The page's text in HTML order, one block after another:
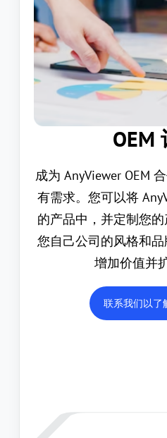
OEM
成为 AnyViewer OEM
有需求。您可以将
的产品中，并定制您
您自己公司的风格和
增加价值并
联系我们以了